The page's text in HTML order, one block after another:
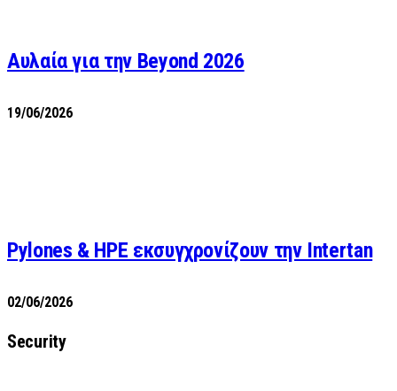
Αυλαία για την Beyond 2026
19/06/2026
Pylones & HPE εκσυγχρονίζουν την Intertan
02/06/2026
Security